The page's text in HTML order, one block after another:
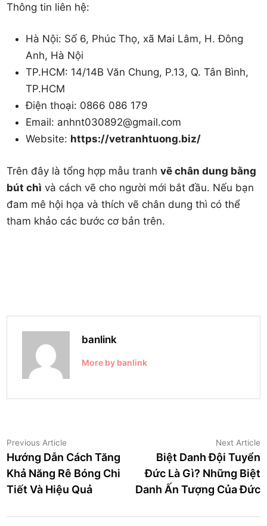
Thông tin liên hệ:
Hà Nội: Số 6, Phúc Thọ, xã Mai Lâm, H. Đông
Anh, Hà Nội
TP.HCM: 14/14B Văn Chung, P.13, Q. Tân Bình,
TP.HCM
Điện thoại: 0866 086 179
Email: anhnt030892@gmail.com
Website: https://vetranhtuong.biz/
Trên đây là tổng hợp mẫu tranhvẽ chân dung bằng
bút chì​ và cách vẽ cho người mới bắt đầu. Nếu bạn
đam mê hội họa và thích vẽ chân dung thì có thể
tham khảo các bước cơ bản trên.
banlink
More by banlink
Điều
hướng
bài
viết
Previous Article
article:
Hướng Dẫn Cách Tăng
Khả Năng Rê Bóng Chi
Tiết Và Hiệu Quả
Next Article
Biệt Danh Đội Tuyển
Đức Là Gì? Những Biệt
Danh Ấn Tượng Của Đức